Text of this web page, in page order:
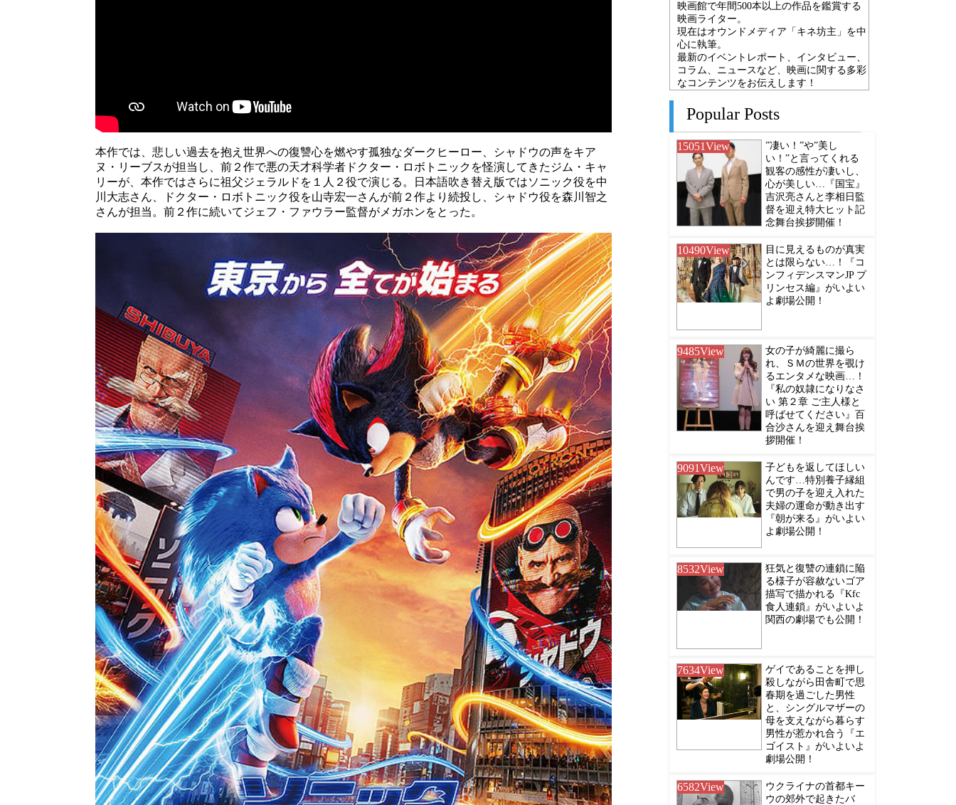
本作では、悲しい過去を抱え世界への復讐心を燃やす孤独なダークヒーロー、シャドウの声をキア
ヌ・リーブスが担当し、前２作で悪の天才科学者ドクター・ロボトニックを怪演してきたジム・キャ
リーが、本作ではさらに祖父ジェラルドを１人２役で演じる。日本語吹き替え版ではソニック役を中
川大志さん、ドクター・ロボトニック役を山寺宏一さんが前２作より続投し、シャドウ役を森川智之
さんが担当。前２作に続いてジェフ・ファウラー監督がメガホンをとった。
映画館で年間500本以上の作品を鑑賞する
映画ライター。
現在はオウンドメディア「キネ坊主」を中
心に執筆。
最新のイベントレポート、インタビュー、
コラム、ニュースなど、映画に関する多彩
なコンテンツをお伝えします！
Popular Posts
15051View
”凄い！”や”美し
い！”と言ってくれる
観客の感性が凄いし、
心が美しい…『国宝』
吉沢亮さんと李相日監
督を迎え特大ヒット記
念舞台挨拶開催！
10490View
目に見えるものが真実
とは限らない…！『コ
ンフィデンスマンJP プ
リンセス編』がいよい
よ劇場公開！
9485View
女の子が綺麗に撮ら
れ、ＳＭの世界を覗け
るエンタメな映画…！
『私の奴隷になりなさ
い 第２章 ご主人様と
呼ばせてください』百
合沙さんを迎え舞台挨
拶開催！
9091View
子どもを返してほしい
んです…特別養子縁組
で男の子を迎え入れた
夫婦の運命が動き出す
『朝が来る』がいよい
よ劇場公開！
8532View
狂気と復讐の連鎖に陥
る様子が容赦ないゴア
描写で描かれる『Kfc
食人連鎖』がいよいよ
関西の劇場でも公開！
7634View
ゲイであることを押し
殺しながら田舎町で思
春期を過ごした男性
と、シングルマザーの
母を支えながら暮らす
男性が惹かれ合う『エ
ゴイスト』がいよいよ
劇場公開！
6582View
ウクライナの首都キー
ウの郊外で起きたバ